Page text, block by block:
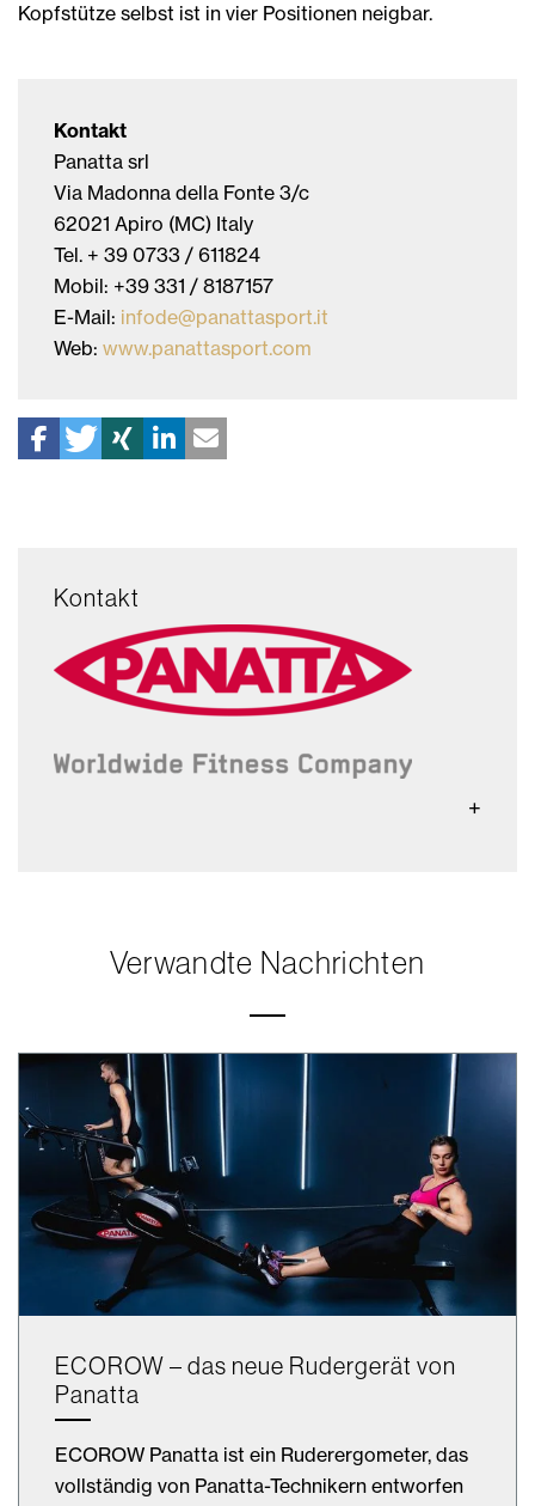
Kopfstütze selbst ist in vier Positionen neigbar.
Kontakt
Panatta srl
Via Madonna della Fonte 3/c
62021 Apiro (MC) Italy
Tel. + 39 0733 / 611824
Mobil: +39 331 / 8187157
E-Mail: infode@panattasport.it
Web: www.panattasport.com
Kontakt
Verwandte Nachrichten
ECOROW – das neue Rudergerät von
Panatta
ECOROW Panatta ist ein Ruderergometer, das
vollständig von Panatta-Technikern entworfen